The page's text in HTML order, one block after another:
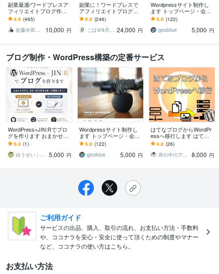
副業最適/ワードプレスア
フィリエイトブログ作り
ます SEO対策/アドセン
ス/アフィリエイト対応/納
品後すぐ使える
4.9 (465)
佐藤＠田舎生活ブロガー
10,000 円
副業に！ワードプレスで
アフィリエイトブログ作
ります SEO対策済・アド
センス対応・有料テーマ
カスタマイズもOK
5.0 (246)
こば＠8月7日～8月16日夏季休業 24,000 円
Wordpressサイト制作し
ます トップページ・会社
概要・お問い合わせフォ
ームの各ページ
5.0 (122)
geoblue
5,000 円
ブログ制作・WordPress構築の定番サービス
WordPress×JIN:Rでブロ
グを作ります おまかせ代
行も、自分で作る伴走も
選べる開設サポート
5.0 (1)
ゆうせい｜JINRブログ開設サポート
5,000 円
Wordpressサイト制作し
ます トップページ・会社
概要・お問い合わせフォ
ームの各ページ
5.0 (122)
geoblue
5,000 円
はてなブログからWordPr
essへ移行します はてな
からWordPressへの記事
移転を手伝います
4.8 (26)
井の中のアメンボ
8,000 円
ご利用ガイド
サービスの出品、購入、取引の流れ、お支払い方法・手数料
や、ココナラを安心・安全に使って頂くための制度やマナー
など、ココナラの使い方はこちら。
お支払い方法